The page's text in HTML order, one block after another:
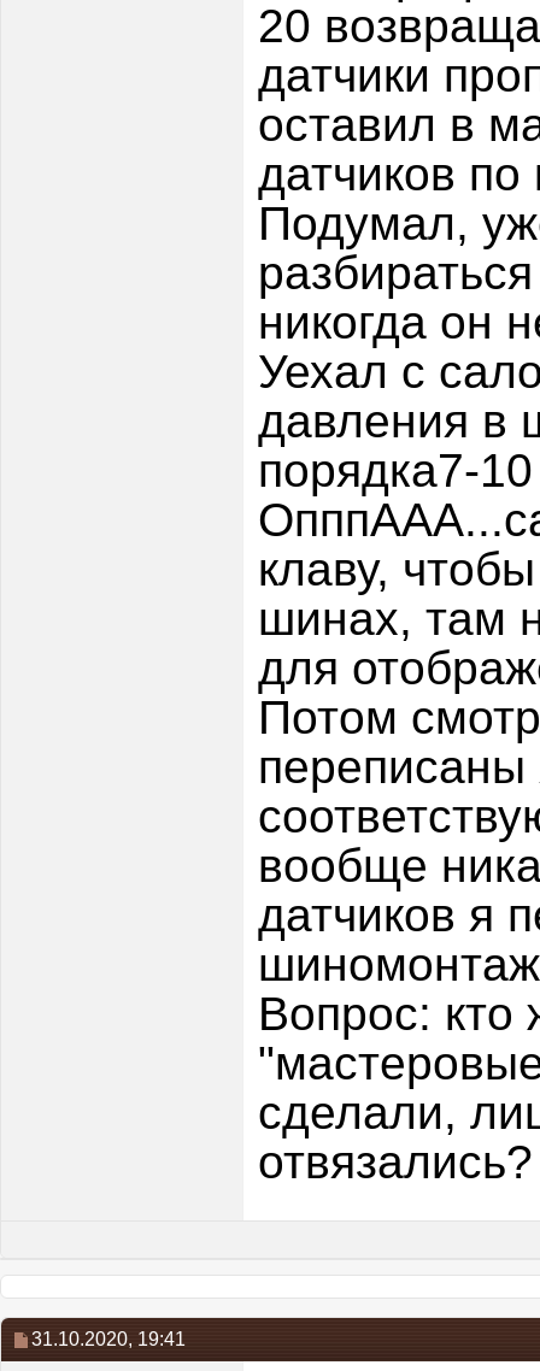
20
датчики
оставил в
датчиков
Подумал,
никогда он
Уехал с
давления в
порядка7-
клаву,
шинах, там
для
Потом
переписаны
вообще
датчиков я
Вопрос: кто
сделали,
отвязались?
31.10.2020, 19:41